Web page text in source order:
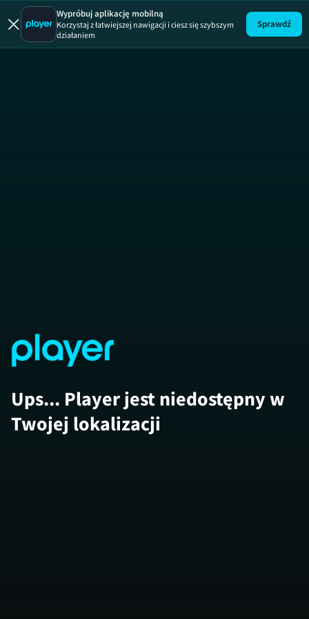
Ostre cięcie
Wypróbuj aplikację mobilną
Korzystaj z łatwiejszej nawigacji i ciesz się szybszym
działaniem
Sprawdź
Ups... Player jest niedostępny w
Twojej lokalizacji